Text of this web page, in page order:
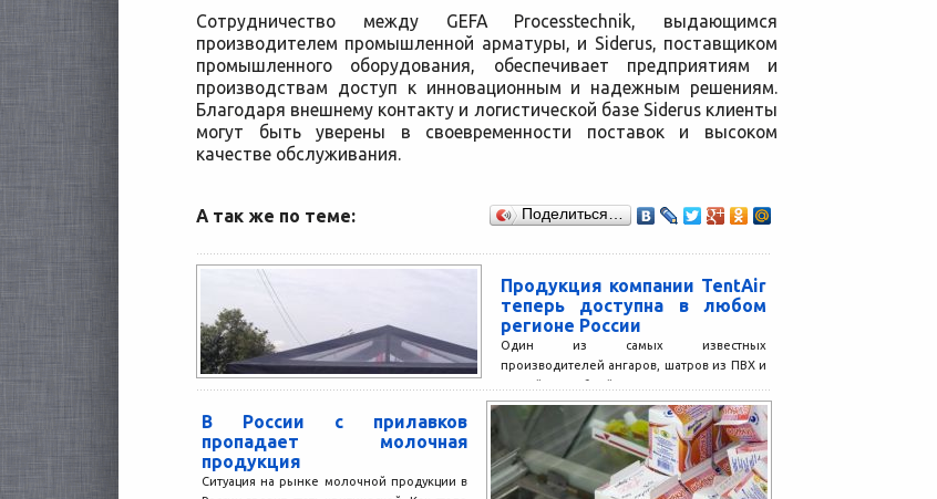
Сотрудничество между GEFA Processtechnik, выдающимся
производителем промышленной арматуры, и Siderus, поставщиком
промышленного оборудования, обеспечивает предприятиям и
производствам доступ к инновационным и надежным решениям.
Благодаря внешнему контакту и логистической базе Siderus клиенты
могут быть уверены в своевременности поставок и высоком
качестве обслуживания.
А так же по теме: Поделиться…
Продукция компании TentAir
теперь доступна в любом
регионе России
Один из самых известных
производителей ангаров, шатров из ПВХ и
другой подобной продукции, расширяет
свою деятельность. И это отличная
В России с прилавков
пропадает молочная
продукция
Ситуация на рынке молочной продукции в